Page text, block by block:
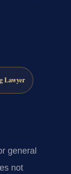
Lawyer
general
not